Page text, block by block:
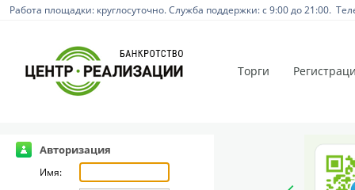
Работа площадки: круглосуточно. Служба поддержки: с 9:00 до 21:00.
Торги
Авторизация
Имя: